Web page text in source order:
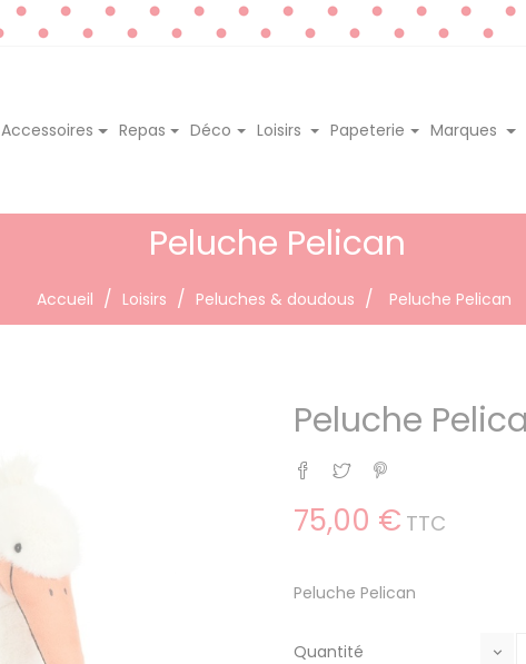
Accessoires Repas Déco Loisirs Papeterie Marques
Peluche Pelican
Accueil Loisirs Peluches & doudous Peluche Pelican
Peluche
Partager
Tweet
75,00 € TTC
Peluche Pelican
Quantité